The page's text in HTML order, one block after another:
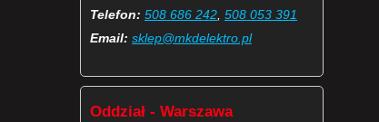
Telefon: 508 686 242, 508 053 391
Email: sklep@mkdelektro.pl
Oddział - Warszawa